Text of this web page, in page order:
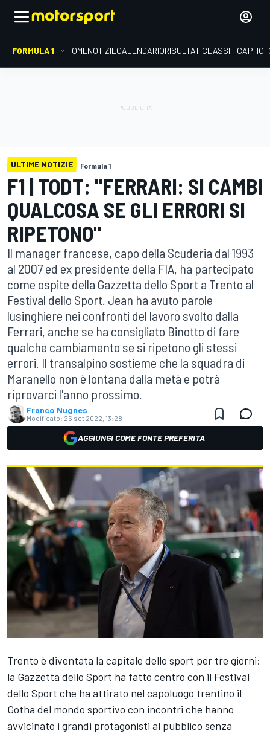
FORMULA 1 HOMENOTIZIECALENDARIORISULTATICLASSIFICA
ULTIME NOTIZIE Formula 1
F1 | TODT: "FERRARI: SI CAMBI
QUALCOSA SE GLI ERRORI SI
RIPETONO"
Il manager francese, capo della Scuderia dal 1993
al 2007 ed ex presidente della FIA, ha partecipato
come ospite della Gazzetta dello Sport a Trento al
Festival dello Sport. Jean ha avuto parole
lusinghiere nei confronti del lavoro svolto dalla
Ferrari, anche se ha consigliato Binotto di fare
qualche cambiamento se si ripetono gli stessi
errori. Il transalpino sostieme che la squadra di
Maranello non è lontana dalla metà e potrà
riprovarci l'anno prossimo.
Franco Nugnes
Modificato: 26 set 2022, 13:28
AGGIUNGI COME FONTE PREFERITA
Trento è diventata la capitale dello sport per tre giorni:
la Gazzetta dello Sport ha fatto centro con il Festival
dello Sport che ha attirato nel capoluogo trentino il
Gotha del mondo sportivo con incontri che hanno
avvicinato i grandi protagonisti al pubblico senza